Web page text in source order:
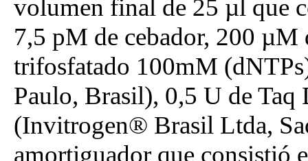
volumen final de 25 µl que
7,5 pM de cebador, 200
trifosfatado 100mM
Paulo, Brasil), 0,5 U de
(Invitrogen® Brasil Ltda,
amortiguador que